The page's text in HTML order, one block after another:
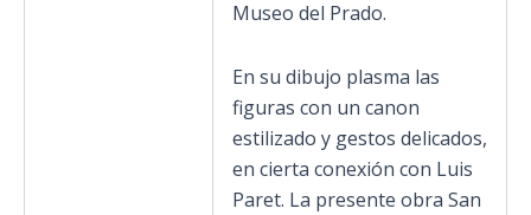
Museo del Prado.
En su dibujo plasma las
figuras con un canon
estilizado y gestos delicados,
en cierta conexión con Luis
Paret. La presente obra San